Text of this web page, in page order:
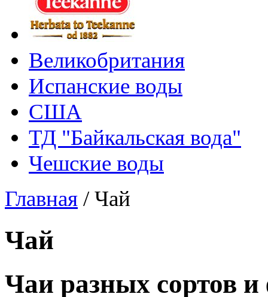
Великобритания
Испанские воды
США
ТД "Байкальская вода"
Чешские воды
Главная /Чай
Чай
Чаи разных сортов и